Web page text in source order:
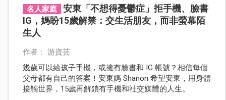
名人家庭
安東「不想得憂鬱症」拒手機、臉書
IG，媽盼15歲解禁：交生活朋友，而非螢幕陌
生人
作者： 游資芸
幾歲可以給孩子手機，或擁有臉書和 IG 帳號？相信每個
父母都有自己的答案！安東媽 Shanon 希望安東，用身體
接觸世界，15歲再解鎖有手機和社交媒體的人生。